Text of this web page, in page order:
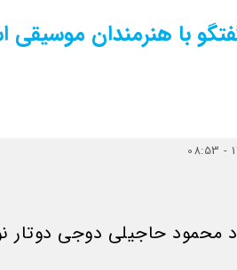
با هنرمندان موسیقی
محمود حاجیلی دوجی دوتار